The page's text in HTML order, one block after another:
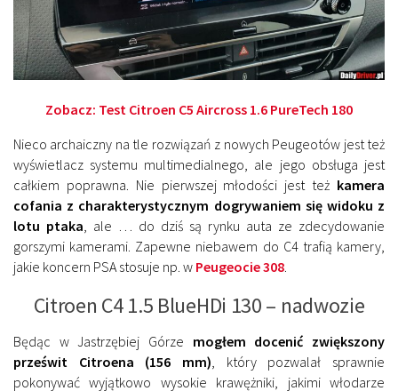
Zobacz: Test Citroen C5 Aircross 1.6 PureTech 180
Nieco archaiczny na tle rozwiązań z nowych Peugeotów jest też
wyświetlacz systemu multimedialnego, ale jego obsługa jest
całkiem poprawna. Nie pierwszej młodości jest też kamera
cofania z charakterystycznym dogrywaniem się widoku z
lotu ptaka, ale … do dziś są rynku auta ze zdecydowanie
gorszymi kamerami. Zapewne niebawem do C4 trafią kamery,
jakie koncern PSA stosuje np. w Peugeocie 308.
Citroen C4 1.5 BlueHDi 130 – nadwozie
Będąc w Jastrzębiej Górze mogłem docenić zwiększony
prześwit Citroena (156 mm), który pozwalał sprawnie
pokonywać wyjątkowo wysokie krawężniki, jakimi włodarze